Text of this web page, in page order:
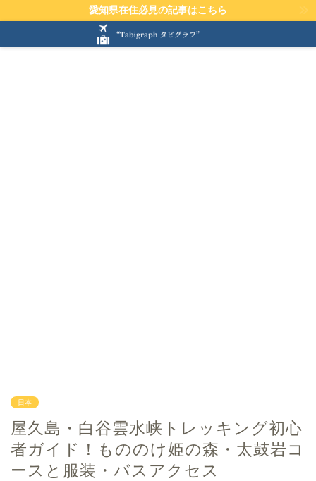
愛知県在住必見の記事はこちら
日本
屋久島・白谷雲水峡トレッキング初心
者ガイド！もののけ姫の森・太鼓岩コ
ースと服装・バスアクセス